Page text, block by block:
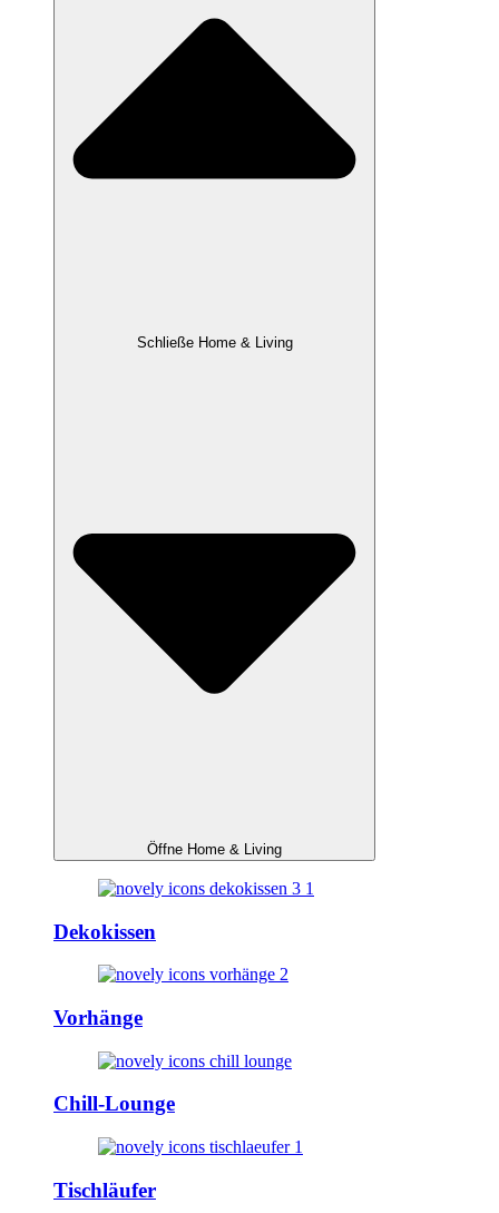
Schließe Home & Living
Öffne Home & Living
Dekokissen
Vorhänge
Chill-Lounge
Tischläufer